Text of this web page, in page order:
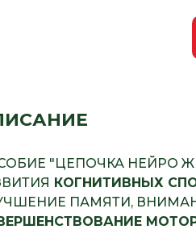
"ЦЕПОЧКА НЕЙРО
КОГНИТИВНЫХ
ПАМЯТИ,